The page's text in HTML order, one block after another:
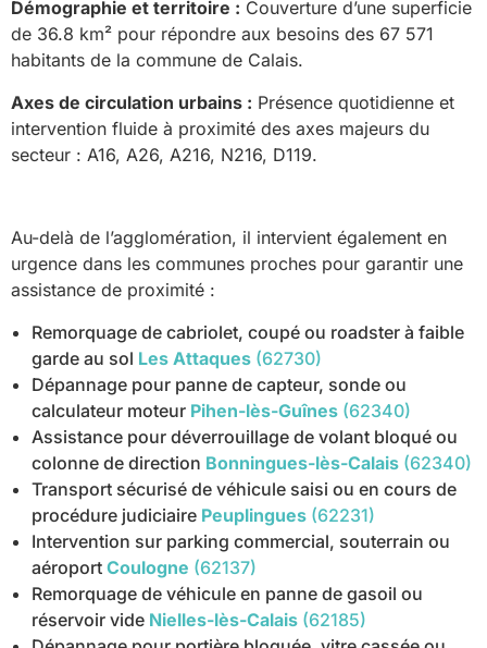
Démographie et territoire : Couverture d’une superficie
de 36.8 km² pour répondre aux besoins des 67 571
habitants de la commune de Calais.
Axes de circulation urbains : Présence quotidienne et
intervention fluide à proximité des axes majeurs du
secteur : A16, A26, A216, N216, D119.
Au-delà de l’agglomération, il intervient également en
urgence dans les communes proches pour garantir une
assistance de proximité :
Remorquage de cabriolet, coupé ou roadster à faible
garde au sol Les Attaques (62730)
Dépannage pour panne de capteur, sonde ou
calculateur moteur Pihen-lès-Guînes (62340)
Assistance pour déverrouillage de volant bloqué ou
colonne de direction Bonningues-lès-Calais (62340)
Transport sécurisé de véhicule saisi ou en cours de
procédure judiciaire Peuplingues (62231)
Intervention sur parking commercial, souterrain ou
aéroport Coulogne (62137)
Remorquage de véhicule en panne de gasoil ou
réservoir vide Nielles-lès-Calais (62185)